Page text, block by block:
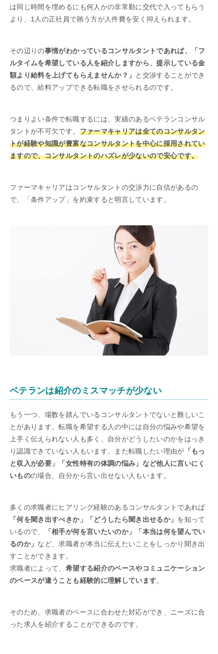
は同じ時間を埋めるにも何人かの非常勤に交代で入ってもらう
より、1人の正社員で賄う方が人件費を安く抑えられます。
その辺りの事情がわかっているコンサルタントであれば、「フ
ルタイムを希望している人を紹介しますから、提示している金
額より給料を上げてもらえませんか？」 と交渉することができ
るので、給料アップできる転職をさせられるのです。
つまりよい条件で転職するには、実績のあるベテランコンサル
タントが不可欠です。 ファーマキャリアは全てのコンサルタン
トが経験や知識が豊富なコンサルタントを中心に採用されてい
ますので、コンサルタントのハズレが少ないので安心です。
ファーマキャリアはコンサルタントの交渉力に自信があるの
で、「条件アップ」を約束すると明言しています。
ベテランは紹介のミスマッチが少ない
もう一つ、場数を踏んでいるコンサルタントでないと難しいこ
とがあります。転職を希望する人の中には自分の悩みや希望を
上手く伝えられない人も多く、自分がどうしたいのかをはっき
り認識できていない人もいます。また転職したい理由が 「もっ
と収入が必要」「女性特有の体調の悩み」など他人に言いにく
いものの場合、自分から言い出せない人もいます。
多くの求職者にヒアリング経験のあるコンサルタントであれば
「何を聞き出すべきか」「どうしたら聞き出せるか」 を知って
いるので、
「相手が何を言いたいのか」「本当は何を望んでい
るのか」 など、求職者が本当に伝えたいことをしっかり聞き出
すことができます。
求職者によって、 希望する紹介のペースやコミュニケーション
のペースが違うことも経験的に理解しています。
そのため、求職者のペースに合わせた対応ができ、ニーズに合
った求人を紹介することができるのです。